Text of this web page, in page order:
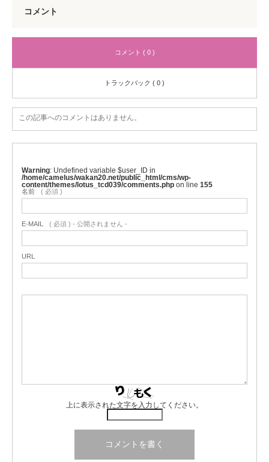
コメント
コメント ( 0 )
トラックバック ( 0 )
この記事へのコメントはありません。
Warning : Undefined variable $user_ID in
/home/camelus/wakan20.net/public_html/cms/wp-
content/themes/lotus_tcd039/comments.php on line 155
名前 ( 必須 )
E-MAIL ( 必須 ) - 公開されません -
URL
上に表示された文字を入力してください。